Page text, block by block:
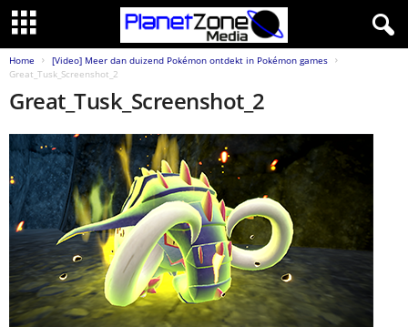
Home
[Video] Meer dan duizend Pokémon ontdekt in Pokémon games
Great_Tusk_Screenshot_2
Great_Tusk_Screenshot_2